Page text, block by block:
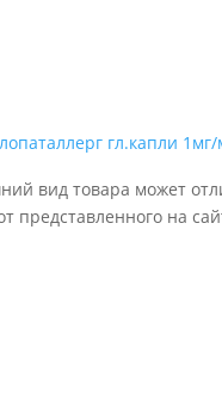
вид товара может
представленного на